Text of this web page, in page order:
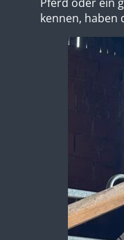
kennen, haben